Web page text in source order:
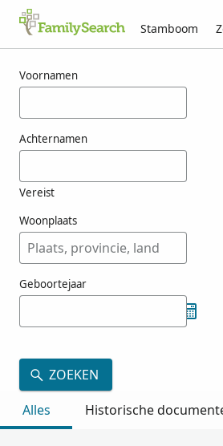
Stamboom
Voornamen
Achternamen
Vereist
Woonplaats
Geboortejaar
ZOEKEN
Alles
Historische